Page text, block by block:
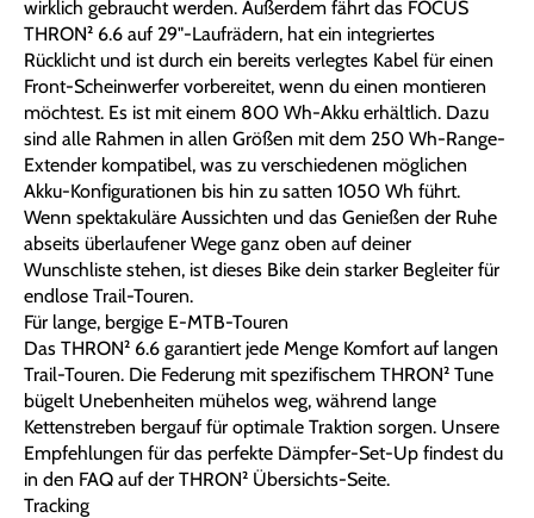
wirklich gebraucht werden. Außerdem fährt das FOCUS
THRON² 6.6 auf 29"-Laufrädern, hat ein integriertes
Rücklicht und ist durch ein bereits verlegtes Kabel für einen
Front-Scheinwerfer vorbereitet, wenn du einen montieren
möchtest. Es ist mit einem 800 Wh-Akku erhältlich. Dazu
sind alle Rahmen in allen Größen mit dem 250 Wh-Range-
Extender kompatibel, was zu verschiedenen möglichen
Akku-Konfigurationen bis hin zu satten 1050 Wh führt.
Wenn spektakuläre Aussichten und das Genießen der Ruhe
abseits überlaufener Wege ganz oben auf deiner
Wunschliste stehen, ist dieses Bike dein starker Begleiter für
endlose Trail-Touren.
Für lange, bergige E-MTB-Touren
Das THRON² 6.6 garantiert jede Menge Komfort auf langen
Trail-Touren. Die Federung mit spezifischem THRON² Tune
bügelt Unebenheiten mühelos weg, während lange
Kettenstreben bergauf für optimale Traktion sorgen. Unsere
Empfehlungen für das perfekte Dämpfer-Set-Up findest du
in den FAQ auf der THRON² Übersichts-Seite.
Tracking